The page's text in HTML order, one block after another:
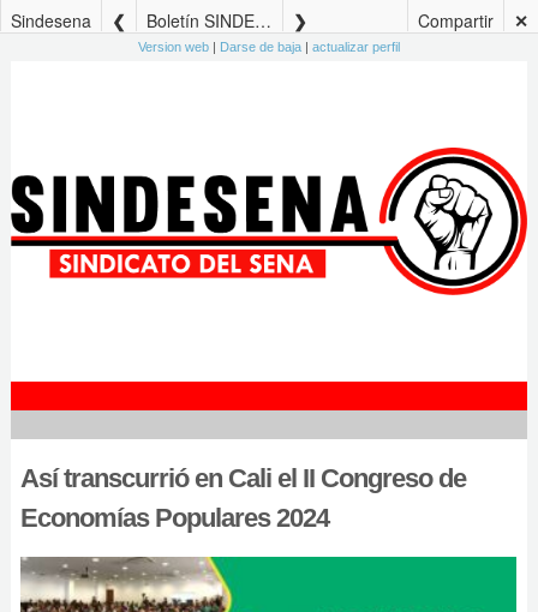
Sindesena Boletín SINDESENA Edición No. 159 – 12 de diciembre de 2024 ✕
Compartir